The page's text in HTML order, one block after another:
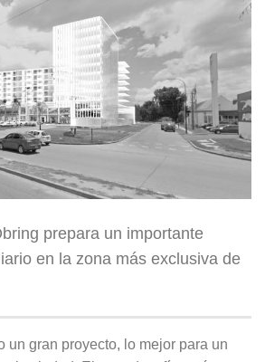
prepara un importante
en la zona más exclusiva de
un gran proyecto, lo mejor para un